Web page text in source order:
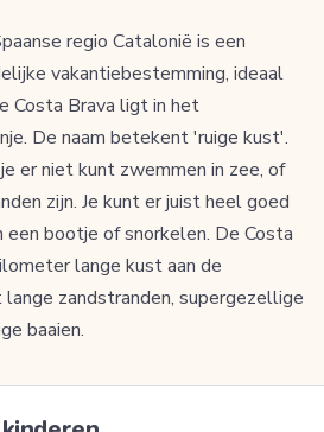
regio Catalonië is een
vakantiebestemming, ideaal
Costa Brava ligt in het
De naam betekent 'ruige kust'.
er niet kunt zwemmen in zee, of
zijn. Je kunt er juist heel goed
een bootje of snorkelen. De Costa
lange kust aan de
zandstranden, supergezellige
baaien.